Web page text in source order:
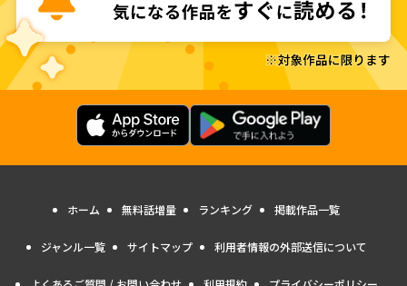
ホーム 無料話増量 ランキング 掲載作品一覧
ジャンル一覧 サイトマップ 利用者情報の外部送信について